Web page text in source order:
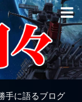
手に語るブログ